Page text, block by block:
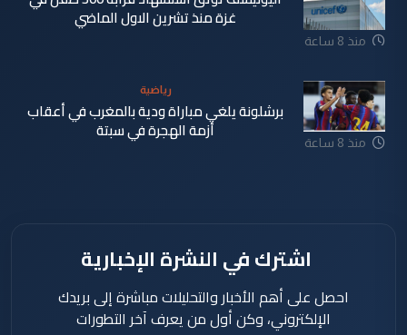
منذ 8 ساعة
غزة منذ تشرين الاول الماضي
منذ 8 ساعة
رياضية
برشلونة يلغي مباراة ودية بالمغرب في أعقاب
أزمة الهجرة في سبتة
اشترك في النشرة الإخبارية
احصل على أهم الأخبار والتحليلات مباشرة إلى بريدك
الإلكتروني، وكن أول من يعرف آخر التطورات